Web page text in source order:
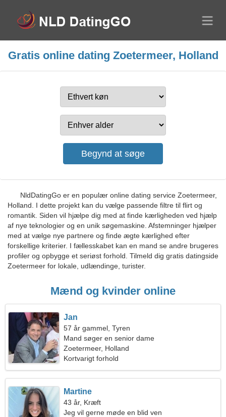
Gratis online dating Zoetermeer, Holland
NldDatingGo er en populær online dating service Zoetermeer,
Holland. I dette projekt kan du vælge passende filtre til flirt og
romantik. Siden vil hjælpe dig med at finde kærligheden ved hjælp
af nye teknologier og en unik søgemaskine. Afstemninger hjælper
med at vælge nye partnere og finde ægte kærlighed efter
forskellige kriterier. I fællesskabet kan en mand se andre brugeres
profiler og opbygge et seriøst forhold. Tilmeld dig gratis datingside
Zoetermeer for lokale, udlændinge, turister.
Mænd og kvinder online
Jan
57 år gammel, Tyren
Mand søger en senior dame
Zoetermeer, Holland
Kortvarigt forhold
Martine
43 år, Kræft
Jeg vil gerne møde en blid ven